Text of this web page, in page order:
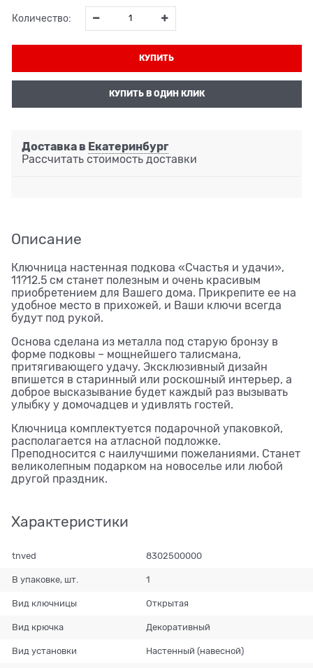
Количество:
КУПИТЬ
КУПИТЬ В ОДИН КЛИК
Доставка в Екатеринбург
Рассчитать стоимость доставки
Описание
Ключница настенная подкова «Счастья и удачи»,
11?12.5 см станет полезным и очень красивым
приобретением для Вашего дома. Прикрепите ее на
удобное место в прихожей, и Ваши ключи всегда
будут под рукой.
Основа сделана из металла под старую бронзу в
форме подковы – мощнейшего талисмана,
притягивающего удачу. Эксклюзивный дизайн
впишется в старинный или роскошный интерьер, а
доброе высказывание будет каждый раз вызывать
улыбку у домочадцев и удивлять гостей.
Ключница комплектуется подарочной упаковкой,
располагается на атласной подложке.
Преподносится с наилучшими пожеланиями. Станет
великолепным подарком на новоселье или любой
другой праздник.
Характеристики
tnved 8302500000
В упаковке, шт. 1
Вид ключницы Открытая
Вид крючка Декоративный
Вид установки Настенный (навесной)